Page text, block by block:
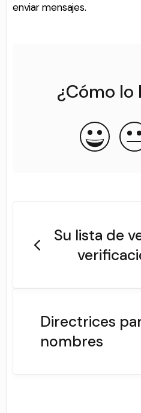
enviar mensajes.
¿Cómo lo
Su lista de
Directrices
nombres